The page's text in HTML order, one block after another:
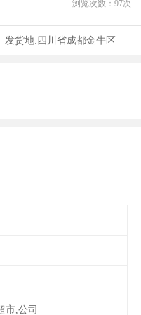
浏览次数： 97次
发货地:四川省成都金牛区
市,公司